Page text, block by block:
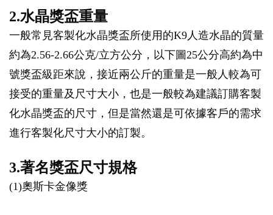
2.水晶獎盃重量
一般常見客製化水晶獎盃所使用的K9人造水晶的質量
約為2.56-2.66公克/立方公分，以下圖25公分高約為中
號獎盃級距來說，接近兩公斤的重量是一般人較為可
接受的重量及尺寸大小，也是一般較為建議訂購客製
化水晶獎盃的尺寸，但是當然還是可依據客戶的需求
進行客製化尺寸大小的訂製。
3.著名獎盃尺寸規格
(1)奧斯卡金像獎